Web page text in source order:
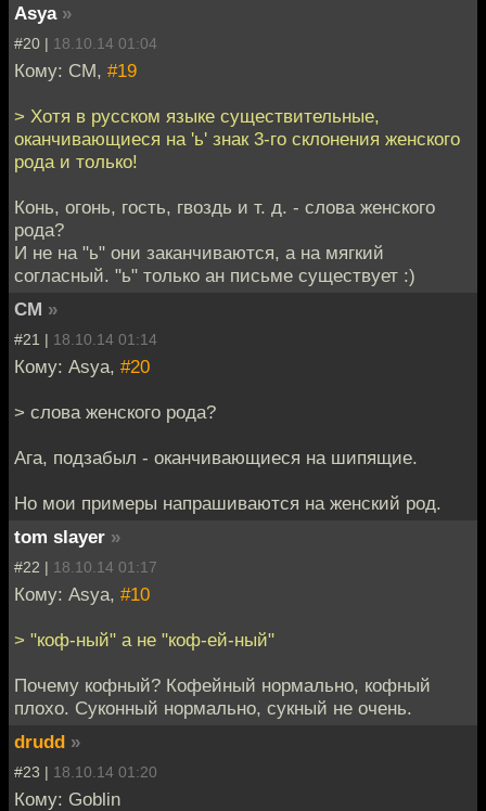
Asya »
#20 | 18.10.14 01:04
Кому: СМ, #19
> Хотя в русском языке существительные,
оканчивающиеся на 'ь' знак 3-го склонения женского
рода и только!
Конь, огонь, гость, гвоздь и т. д. - слова женского
рода?
И не на "ь" они заканчиваются, а на мягкий
согласный. "ь" только ан письме существует :)
СМ »
#21 | 18.10.14 01:14
Кому: Asya, #20
> слова женского рода?
Ага, подзабыл - оканчивающиеся на шипящие.
Но мои примеры напрашиваются на женский род.
tom slayer »
#22 | 18.10.14 01:17
Кому: Asya, #10
> "коф-ный" а не "коф-ей-ный"
Почему кофный? Кофейный нормально, кофный
плохо. Суконный нормально, сукный не очень.
drudd »
#23 | 18.10.14 01:20
Кому: Goblin